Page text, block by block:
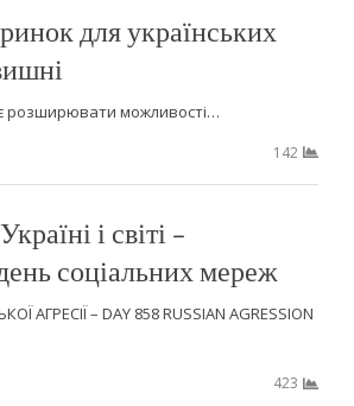
для українських
розширювати можливості…
142
і світі –
соціальних мереж
АГРЕСІЇ – DAY 858 RUSSIAN AGRESSION
423